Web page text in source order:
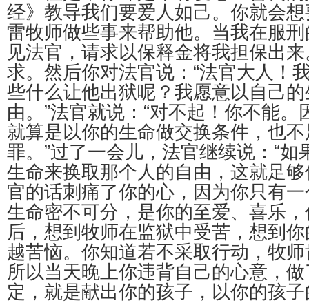
经》教导我们要爱人如己。你就会
雷牧师做些事来帮助他。当我在服
见法官，请求以保释金将我担保出
求。然后你对法官说：“法官大人！
些什么让他出狱呢？我愿意以自己
由。”法官就说：“对不起！你不能
就算是以你的生命做交换条件，也
罪。”过了一会儿，法官继续说：“
生命来换取那个人的自由，这就足
官的话刺痛了你的心，因为你只有
生命密不可分，是你的至爱、喜乐
后，想到牧师在监狱中受苦，想到
越苦恼。你知道若不采取行动，牧
所以当天晚上你违背自己的心意，
定，就是献出你的孩子，以你的孩